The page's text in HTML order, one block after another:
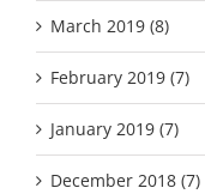
March 2019 (8)
February 2019 (7)
January 2019 (7)
December 2018 (7)